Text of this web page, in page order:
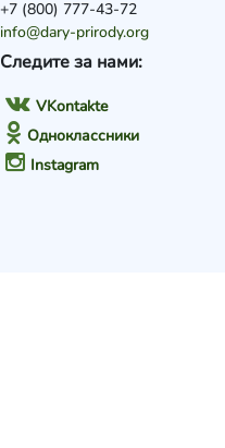
Следите за нами:
VKontakte
Одноклассники
Instagram
+7 (800) 777-43-72
info@dary-prirody.org